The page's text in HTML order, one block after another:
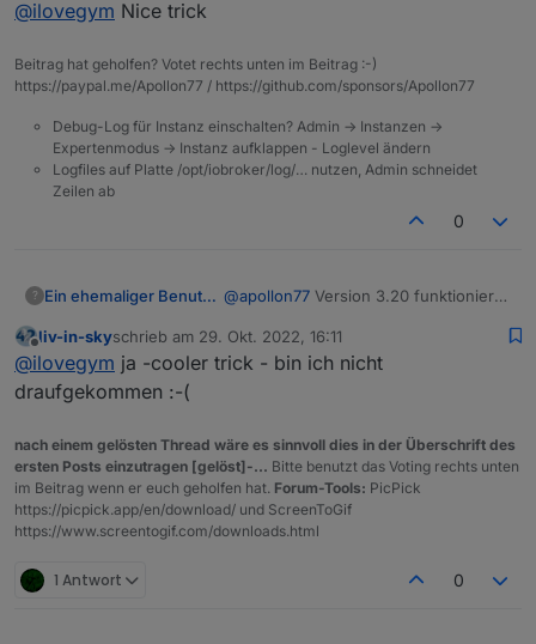
muss, so beholfen:
zum ein/ausschalten einfach den
benutzt und dort "Licht Kellertreppe
ein" geschaltet, das funktioniert auch
einwandfrei.
@ilovegym Nice trick
Beitrag hat geholfen? Votet rechts unten im Beitrag :-)
https://paypal.me/Apollon77 / https://github.com/sponsors/Apollon77
Debug-Log für Instanz einschalten? Admin -> Instanzen ->
Expertenmodus -> Instanz aufklappen - Loglevel ändern
Logfiles auf Platte /opt/iobroker/log/… nutzen, Admin schneidet
Zeilen ab
0
? Ein ehemaliger Benutzer @apollon77 Version 3.20 funktioniert
beurteilen kann.
Ich hatte mir in der Zwischenzeit
meine eine Lampe, die ich noch ueber
textkommand-Datenpunkt eines Echo
benutzt und dort "Licht Kellertreppe
ein" geschaltet, das funktioniert auch
einwandfrei.
Offline
liv-in-skyschrieb am 29. Okt. 2022, 16:11
zuletzt editiert von
@ilovegym ja -cooler trick - bin ich nicht
draufgekommen :-(
nach einem gelösten Thread wäre es sinnvoll dies in der Überschrift des
ersten Posts einzutragen [gelöst]-... Bitte benutzt das Voting rechts unten
im Beitrag wenn er euch geholfen hat. Forum-Tools: PicPick
https://picpick.app/en/download/ und ScreenToGif
https://www.screentogif.com/downloads.html
1 Antwort 0